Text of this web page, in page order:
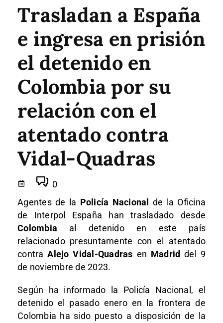
Trasladan a España
e ingresa en prisión
el detenido en
Colombia por su
relación con el
atentado contra
Vidal-Quadras
0
Agentes de la Policía Nacional
de la Oficina
de Interpol España han trasladado desde
Colombia al detenido en este país
relacionado presuntamente con el atentado
contraAlejo Vidal-Quadras en Madrid del 9
de noviembre de 2023.
Según ha informado la Policía Nacional, el
detenido el pasado enero en la frontera de
Colombia ha sido puesto a disposición de la